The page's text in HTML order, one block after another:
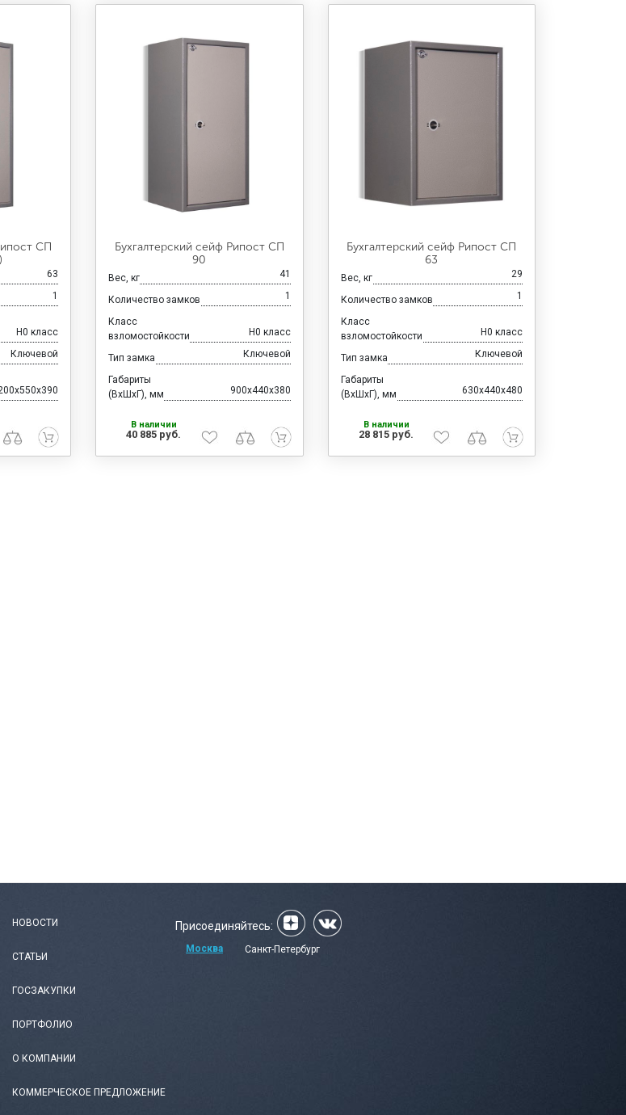
СП
63
1
H0 класс
Ключевой
Бухгалтерский сейф Рипост СП
90
Вес, кг 41
Количество замков 1
Класс
взломостойкости
H0 класс
Тип замка Ключевой
Габариты
(ВхШхГ), мм
900x440x380
В наличии
40 885 руб.
Бухгалтерский сейф Рипост СП
63
Вес, кг 29
Количество замков 1
Класс
взломостойкости
H0 класс
Тип замка Ключевой
Габариты
(ВхШхГ), мм
630x440x480
В наличии
28 815 руб.
НОВОСТИ
СТАТЬИ
ГОСЗАКУПКИ
ПОРТФОЛИО
О КОМПАНИИ
КОММЕРЧЕСКОЕ ПРЕДЛОЖЕНИЕ
Присоединяйтесь:
Москва Санкт-Петербург